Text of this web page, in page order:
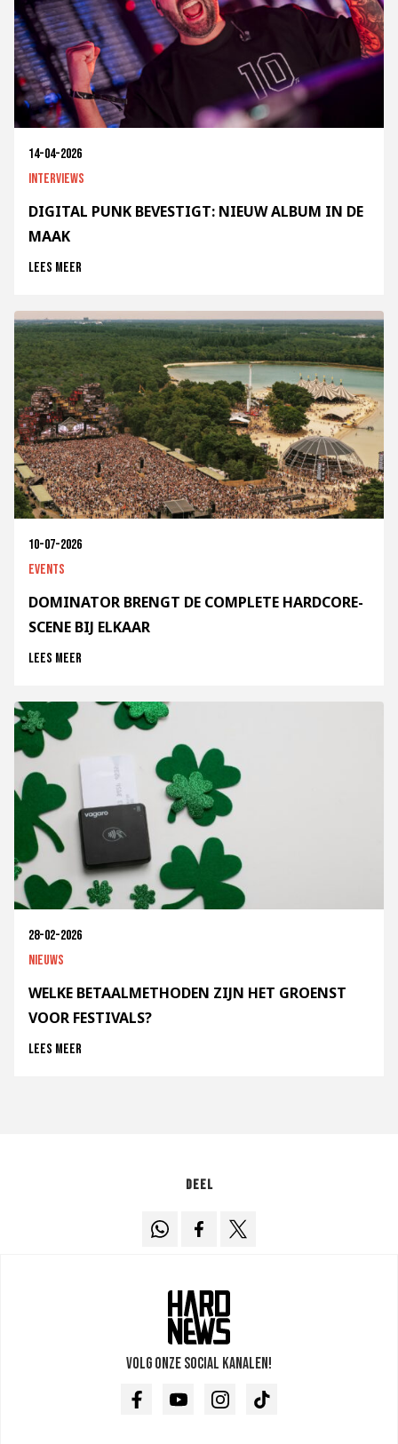
14-04-2026
Interviews
DIGITAL PUNK BEVESTIGT: NIEUW ALBUM IN DE
MAAK
Lees meer
10-07-2026
Events
DOMINATOR BRENGT DE COMPLETE HARDCORE-
SCENE BIJ ELKAAR
Lees meer
28-02-2026
Nieuws
WELKE BETAALMETHODEN ZIJN HET GROENST
VOOR FESTIVALS?
Lees meer
Deel
Volg onze social kanalen!
FacebookYoutubeInstagramTikTok